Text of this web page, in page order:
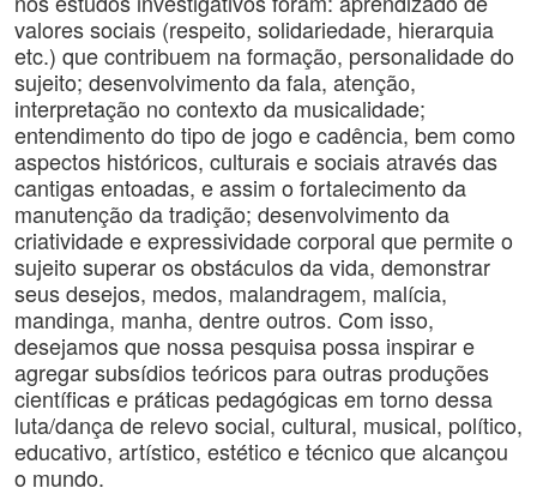
valores sociais (respeito, solidariedade, hierarquia
etc.) que contribuem na formação, personalidade do
sujeito; desenvolvimento da fala, atenção,
interpretação no contexto da musicalidade;
entendimento do tipo de jogo e cadência, bem como
aspectos históricos, culturais e sociais através das
cantigas entoadas, e assim o fortalecimento da
manutenção da tradição; desenvolvimento da
criatividade e expressividade corporal que permite o
sujeito superar os obstáculos da vida, demonstrar
seus desejos, medos, malandragem, malícia,
mandinga, manha, dentre outros. Com isso,
desejamos que nossa pesquisa possa inspirar e
agregar subsídios teóricos para outras produções
científicas e práticas pedagógicas em torno dessa
luta/dança de relevo social, cultural, musical, político,
educativo, artístico, estético e técnico que alcançou
o mundo.